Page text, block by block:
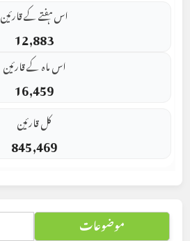
اس ہفتے کے قارئین
12,883
اس ماہ کے قارئین
16,459
کل قارئین
845,469
موضوعات